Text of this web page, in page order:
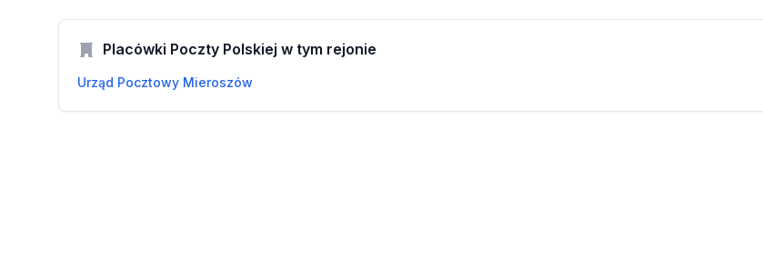
Placówki Poczty Polskiej w tym rejonie
Urząd Pocztowy Mieroszów